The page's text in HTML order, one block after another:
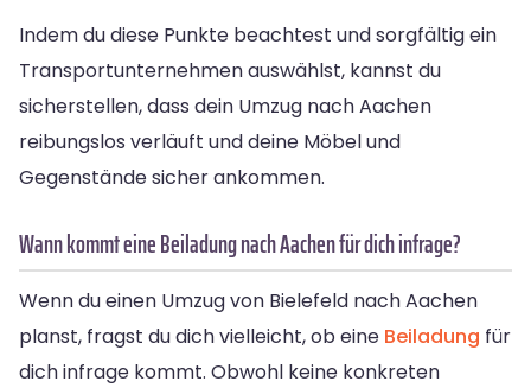
Indem du diese Punkte beachtest und sorgfältig ein
Transportunternehmen auswählst, kannst du
sicherstellen, dass dein Umzug nach Aachen
reibungslos verläuft und deine Möbel und
Gegenstände sicher ankommen.
Wann kommt eine Beiladung nach Aachen für dich infrage?
Wenn du einen Umzug von Bielefeld nach Aachen
planst, fragst du dich vielleicht, ob eine Beiladung für
dich infrage kommt. Obwohl keine konkreten